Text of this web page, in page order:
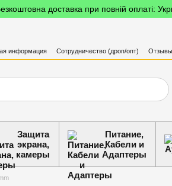
доставка при повній оплаті:
информация Сотрудничество (дроп/опт) Отзывы
Защита
экрана,
камеры
Питание,
Кабели и
Адаптеры